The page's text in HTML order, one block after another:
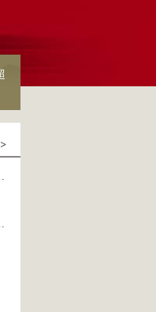
理论与实践
程与挑战